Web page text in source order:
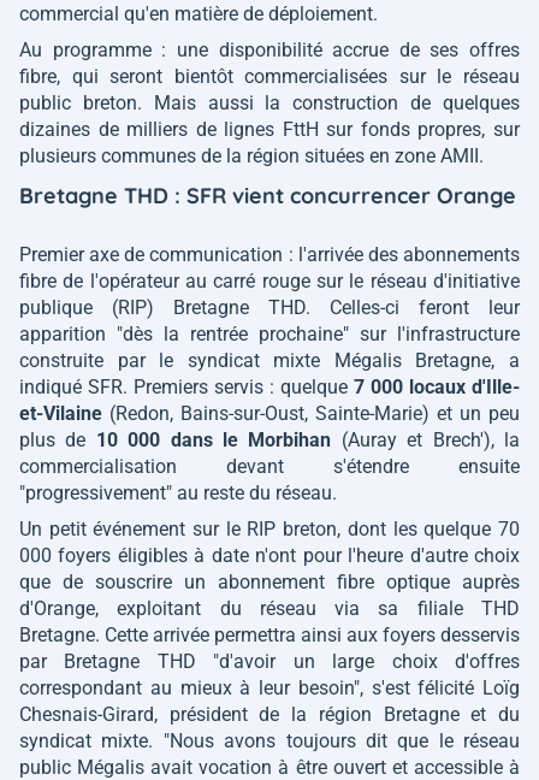
commercial qu'en matière de déploiement.
Au programme : une disponibilité accrue de ses offres
fibre, qui seront bientôt commercialisées sur le réseau
public breton. Mais aussi la construction de quelques
dizaines de milliers de lignes FttH sur fonds propres, sur
plusieurs communes de la région situées en zone AMII.
Bretagne THD : SFR vient concurrencer Orange
Premier axe de communication : l'arrivée des abonnements
fibre de l'opérateur au carré rouge sur le réseau d'initiative
publique (RIP) Bretagne THD. Celles-ci feront leur
apparition "dès la rentrée prochaine" sur l'infrastructure
construite par le syndicat mixte Mégalis Bretagne, a
indiqué SFR. Premiers servis : quelque 7 000 locaux d'Ille-
et-Vilaine (Redon, Bains-sur-Oust, Sainte-Marie) et un peu
plus de 10 000 dans le Morbihan (Auray et Brech'), la
commercialisation devant s'étendre ensuite
"progressivement" au reste du réseau.
Un petit événement sur le RIP breton, dont les quelque 70
000 foyers éligibles à date n'ont pour l'heure d'autre choix
que de souscrire un abonnement fibre optique auprès
d'Orange, exploitant du réseau via sa filiale THD
Bretagne. Cette arrivée permettra ainsi aux foyers desservis
par Bretagne THD "d'avoir un large choix d'offres
correspondant au mieux à leur besoin", s'est félicité Loïg
Chesnais-Girard, président de la région Bretagne et du
syndicat mixte. "Nous avons toujours dit que le réseau
public Mégalis avait vocation à être ouvert et accessible à